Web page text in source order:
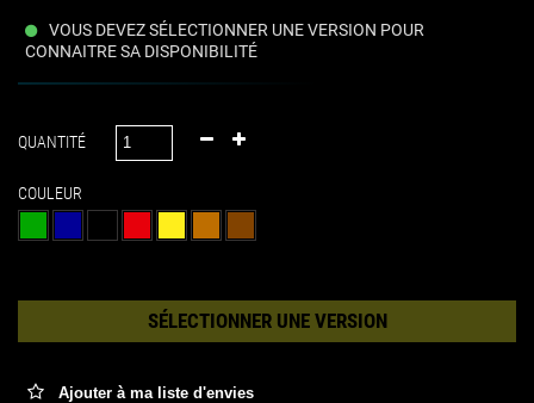
VOUS DEVEZ SÉLECTIONNER UNE VERSION POUR
CONNAITRE SA DISPONIBILITÉ
QUANTITÉ
SÉLECTIONNER UNE VERSION
Ajouter à ma liste d'envies